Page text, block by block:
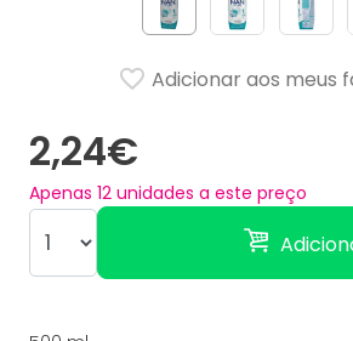
2,24€
Apenas 12 unidades a este preço
Adicionar aos meus